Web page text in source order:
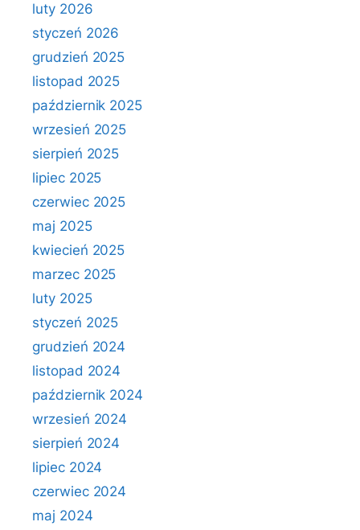
luty 2026
styczeń 2026
grudzień 2025
listopad 2025
październik 2025
wrzesień 2025
sierpień 2025
lipiec 2025
czerwiec 2025
maj 2025
kwiecień 2025
marzec 2025
luty 2025
styczeń 2025
grudzień 2024
listopad 2024
październik 2024
wrzesień 2024
sierpień 2024
lipiec 2024
czerwiec 2024
maj 2024